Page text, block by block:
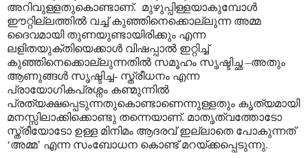
അറിവുള്ളതുകൊണ്ടാണ്. മുഴുപ്പിള്ളയാകുമ്പോൾ
ഈറ്റില്ലത്തിൽ വച്ച് കുഞ്ഞിനെക്കൊല്ലുന്ന അമ്മ
ദൈവമായി തുണയുണ്ടായിരിക്കും എന്ന
ലളിതയുക്തിയെക്കാൾ വിഷപ്പാൽ ഇറ്റിച്ച്
കുഞ്ഞിനെക്കൊല്ലുന്നതിൽ സമൂഹം സൃഷ്ടിച്ഛ –അതും
ആണുങ്ങൾ സൃഷ്ടിച്ച- സ്ത്രീധനം എന്ന
പ്രായോഗികപ്രശ്നം കണ്മുന്നിൽ
പ്രത്യക്ഷപ്പെടുന്നതുകൊണ്ടാണെന്നുള്ളതും കൃത്യമായി
മനസ്സിലാക്കിക്കൊണ്ടു തന്നെയാണ്. മാതൃത്വത്തോടോ
സ്ത്രീയോടോ ഉള്ള മിനിമം ആദരവ് ഇല്ലാതെ പോകുന്നത്
‘അമ്മ’ എന്ന സംബോധന കൊണ്ട് മറയ്ക്കപ്പെടുന്നു.